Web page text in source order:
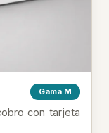
Gama M
con tarjeta